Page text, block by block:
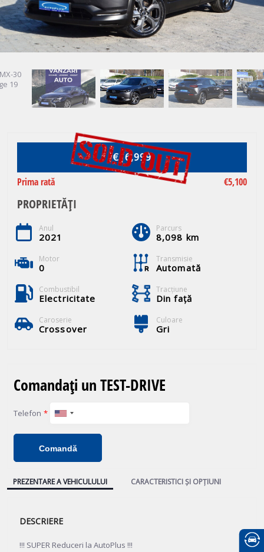
€16,999
Prima rată
€5,100
PROPRIETĂȚI
Anul
2021
Parcurs
8,098 km
Motor
0
Transmisie
Automată
Combustibil
Electricitate
Tracţiune
Din față
Caroserie
Crossover
Culoare
Gri
Comandați un TEST-DRIVE
Telefon *
Comandă
PREZENTARE A VEHICULULUI CARACTERISTICI ȘI OPȚIUNI
DESCRIERE
!!! SUPER Reduceri la AutoPlus !!!